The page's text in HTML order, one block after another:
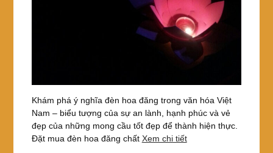
Khám phá ý nghĩa đèn hoa đăng trong văn hóa Việt
Nam – biểu tượng của sự an lành, hạnh phúc và vẻ
đẹp của những mong cầu tốt đẹp để thành hiện thực.
Đặt mua đèn hoa đăng chất Xem chi tiết